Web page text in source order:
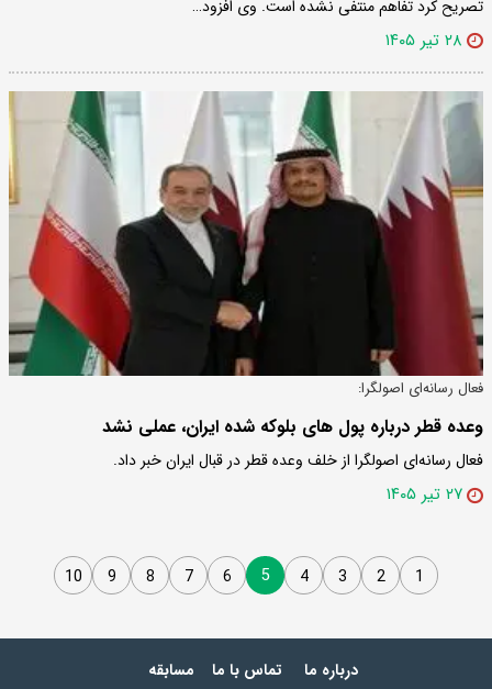
تصریح کرد تفاهم منتفی نشده است. وی افزود…
۲۸ تیر ۱۴۰۵
فعال رسانه‌ای اصولگرا:
وعده قطر درباره پول های بلوکه شده ایران، عملی نشد
فعال رسانه‌ای اصولگرا از خلف وعده قطر در قبال ایران خبر داد.
۲۷ تیر ۱۴۰۵
1
2
3
4
5
6
7
8
9
10
درباره ما تماس با ما مسابقه